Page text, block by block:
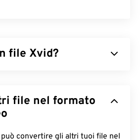
file Xvid?
licenza libera per il software, e
ISO MPEG-4
dei vantaggi del software
file nel formato
convertire gli altri tuoi file nel